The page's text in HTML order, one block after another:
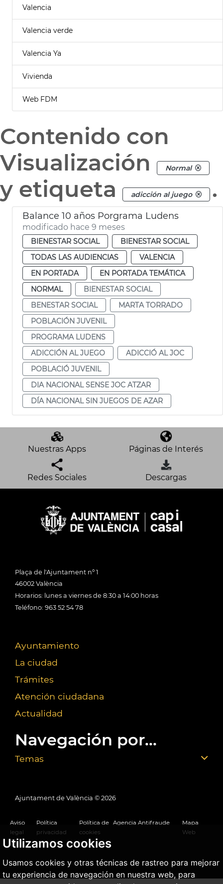
Utilizamos cookies
Usamos cookies y otras técnicas de rastreo para mejorar
tu experiencia de navegación en nuestra web, para
Valencia
Valencia verde
Valencia Ya
Vivienda
Web FDM
Contenido con
Visualización
Normal
y etiqueta adicción al juego .
Balance 10 años Porgrama Ludens
modificado hace 9 meses
BIENESTAR SOCIAL
BIENESTAR SOCIAL
TODAS LAS AUDIENCIAS
VALENCIA
EN PORTADA
EN PORTADA TEMÁTICA
NORMAL
BIENESTAR SOCIAL
BENESTAR SOCIAL
MARTA TORRADO
POBLACIÓN JUVENIL
PROGRAMA LUDENS
ADICCIÓN AL JUEGO
ADICCIÓ AL JOC
POBLACIÓ JUVENIL
DIA NACIONAL SENSE JOC ATZAR
DÍA NACIONAL SIN JUEGOS DE AZAR
Nuestras Apps Páginas de Interés
Redes Sociales Descargas
Plaça de l'Ajuntament nº 1
46002 València
Horarios: lunes a viernes de 8:30 a 14:00 horas
Teléfono: 963 52 54 78
Ayuntamiento
La ciudad
Trámites
Atención ciudadana
Actualidad
Navegación por...
Temas
Ajuntament de València © 2026
Aviso
legal
Política
privacidad
Política de
cookies
Agencia Antifraude
Mapa
Web